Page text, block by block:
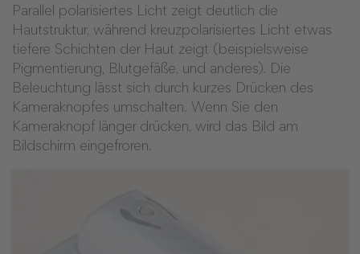
Parallel polarisiertes Licht zeigt deutlich die
Hautstruktur, während kreuzpolarisiertes Licht etwas
tiefere Schichten der Haut zeigt (beispielsweise
Pigmentierung, Blutgefäße, und anderes). Die
Beleuchtung lässt sich durch kurzes Drücken des
Kameraknopfes umschalten. Wenn Sie den
Kameraknopf länger drücken, wird das Bild am
Bildschirm eingefroren.